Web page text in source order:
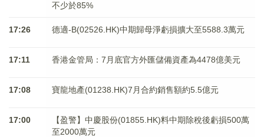
不少於85%
17:26 德適-B(02526.HK)中期歸母淨虧損擴大至5588.3萬元
17:11 香港金管局：7月底官方外匯儲備資產為4478億美元
17:08 寶龍地產(01238.HK)7月合約銷售額約5.5億元
17:00
【盈警】中慶股份(01855.HK)料中期除稅後虧損500萬
至2000萬元